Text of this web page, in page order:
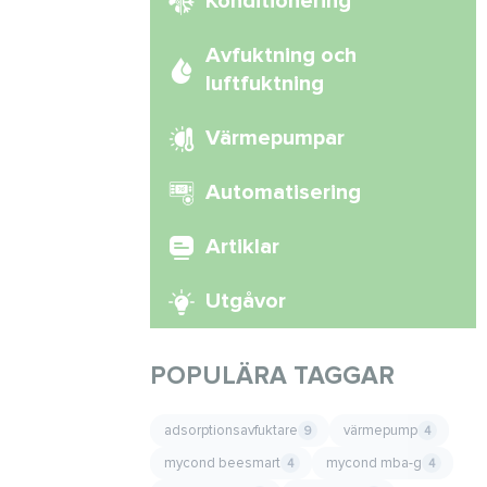
Avfuktning och
luftfuktning
Värmepumpar
Automatisering
Artiklar
Utgåvor
POPULÄRA TAGGAR
adsorptionsavfuktare 9 värmepump 4
mycond beesmart 4 mycond mba-g 4